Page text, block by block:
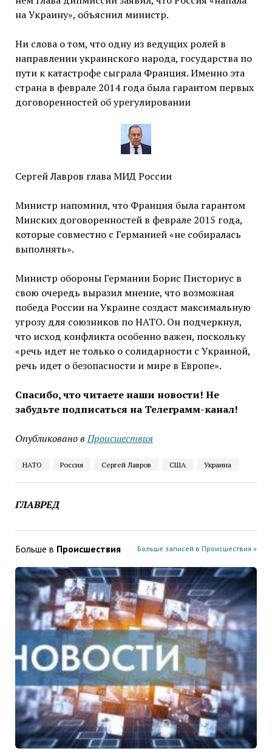
на Украину», объяснил министр.
Ни слова о том, что одну из ведущих ролей в
направлении украинского народа, государства по
пути к катастрофе сыграла Франция. Именно эта
страна в феврале 2014 года была гарантом первых
договоренностей об урегулировании
Сергей Лавров глава МИД России
Министр напомнил, что Франция была гарантом
Минских договоренностей в феврале 2015 года,
которые совместно с Германией «не собиралась
выполнять».
Министр обороны Германии Борис Писториус в
свою очередь выразил мнение, что возможная
победа России на Украине создаст максимальную
угрозу для союзников по НАТО. Он подчеркнул,
что исход конфликта особенно важен, поскольку
«речь идет не только о солидарности с Украиной,
речь идет о безопасности и мире в Европе».
Спасибо, что читаете наши новости! Не
забудьте подписаться на Телеграмм-канал!
Опубликовано в Проиcшествия
НАТО Россия Сергей Лавров США Украина
ГЛАВРЕД
Больше в Проиcшествия Больше записей в Проиcшествия »